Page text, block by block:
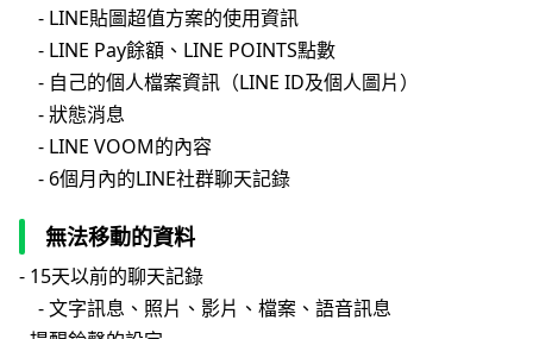
- LINE貼圖超值方案的使用資訊
- LINE Pay餘額、LINE POINTS點數
- 自己的個人檔案資訊（LINE ID及個人圖片）
- 狀態消息
- LINE VOOM的內容
- 6個月內的LINE社群聊天記錄
無法移動的資料
- 15天以前的聊天記錄
- 文字訊息、照片、影片、檔案、語音訊息